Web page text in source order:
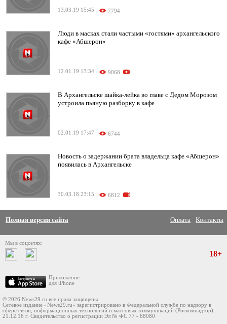
13.03.19 15:45 7794
Люди в масках стали частыми «гостями» архангельского
кафе «Абшерон»
12.01.19 13:34 9068
В Архангельске шайка-лейка во главе с Дедом Морозом
устроила пьяную разборку в кафе
02.01.19 17:47 6744
Новость о задержании брата владельца кафе «Абшерон»
появилась в Архангельске
30.03.18 23:15 6812
Полная версия сайта Оплата Контакты
Мы в соцсетях:
Приложение
для iPhone
18+
© 2026 News29.ru все права защищены
Сетевое издание «News29.ru» зарегистрировано в Федеральной службе по надзору в
сфере связи, информационных технологий и массовых коммуникаций (Роскомнадзор)
21.12.16 г. Свидетельство о регистрации Эл № ФС 77 - 68080